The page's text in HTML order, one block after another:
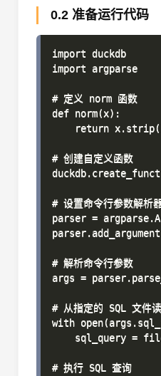
0.2 准备运行代码
import duckdb
import argparse
# 定义 norm 函数
def norm(x):
return
# 创建自定义函数
# 设置命令行参数解析
parser =
# 解析命令行参数
args =
# 从指定的 SQL 文件
with
sql_query =
# 执行 SQL 查询